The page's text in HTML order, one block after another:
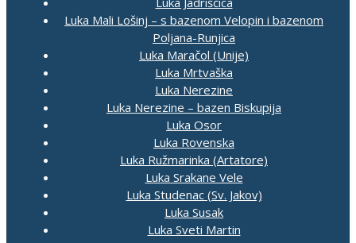
Luka Mali Lošinj – s bazenom Velopin i bazenom
Poljana-Runjica
Luka Maračol (Unije)
Luka Mrtvaška
Luka Nerezine
Luka Nerezine – bazen Biskupija
Luka Osor
Luka Rovenska
Luka Ružmarinka (Artatore)
Luka Srakane Vele
Luka Studenac (Sv. Jakov)
Luka Susak
Luka Sveti Martin